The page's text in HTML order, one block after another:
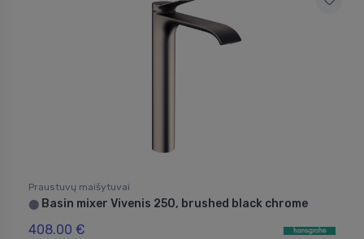
Praustuvų maišytuvai
⬤ Basin mixer Vivenis 250, brushed black chrome
408.00 €